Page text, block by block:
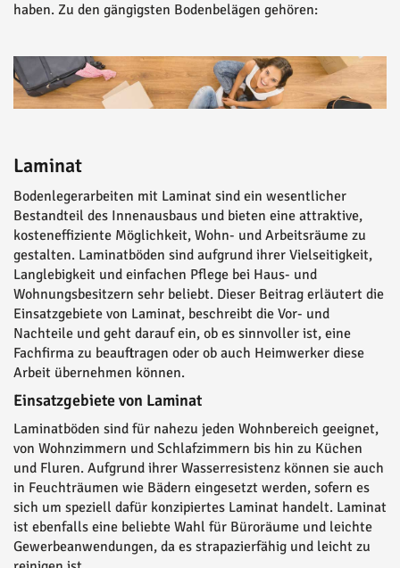
haben. Zu den gängigsten Bodenbelägen gehören:
Laminat
Bodenlegerarbeiten mit Laminat sind ein wesentlicher
Bestandteil des Innenausbaus und bieten eine attraktive,
kosteneffiziente Möglichkeit, Wohn- und Arbeitsräume zu
gestalten. Laminatböden sind aufgrund ihrer Vielseitigkeit,
Langlebigkeit und einfachen Pflege bei Haus- und
Wohnungsbesitzern sehr beliebt. Dieser Beitrag erläutert die
Einsatzgebiete von Laminat, beschreibt die Vor- und
Nachteile und geht darauf ein, ob es sinnvoller ist, eine
Fachfirma zu beauftragen oder ob auch Heimwerker diese
Arbeit übernehmen können.
Einsatzgebiete von Laminat
Laminatböden sind für nahezu jeden Wohnbereich geeignet,
von Wohnzimmern und Schlafzimmern bis hin zu Küchen
und Fluren. Aufgrund ihrer Wasserresistenz können sie auch
in Feuchträumen wie Bädern eingesetzt werden, sofern es
sich um speziell dafür konzipiertes Laminat handelt. Laminat
ist ebenfalls eine beliebte Wahl für Büroräume und leichte
Gewerbeanwendungen, da es strapazierfähig und leicht zu